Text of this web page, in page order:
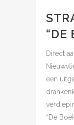
“DE
Direct
een
“De